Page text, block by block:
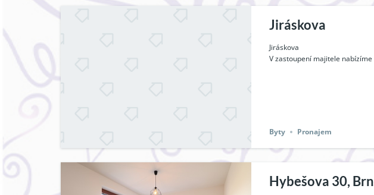
Jiráskova
Jiráskova
V zastoupení majitele
Byty Pronajem
Hybešova 30,